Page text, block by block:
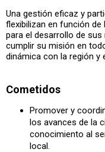
Una gestión eficaz y
flexibilizan en función
para el desarrollo de
cumplir su misión en
dinámica con la región y
Cometidos
Promover y
los avances de la
conocimiento al
local.